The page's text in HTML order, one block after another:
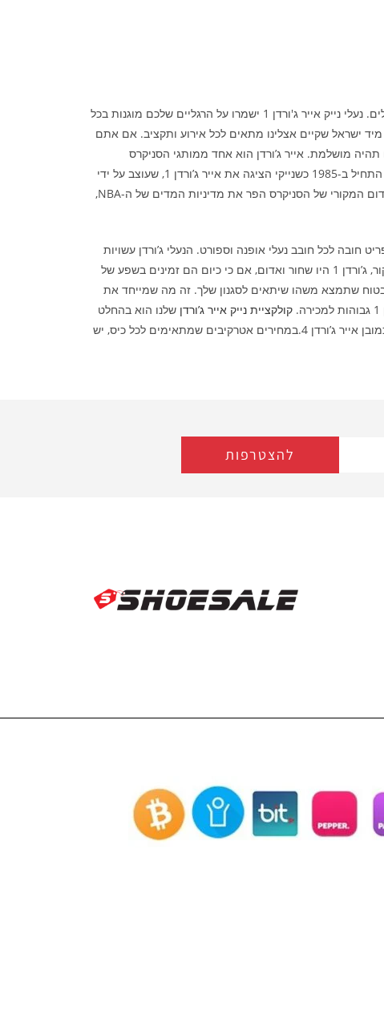
קולקציית נייק אייר ג'ורדן מיד שלנו היא בהחלט משהו מיוחד. הנעליים קיימות במגוון סגנונות נדירים שאין בארץ ובמחירים הכי מעולים. נעלי נייק אייר ג'ורדן 1 ישמרו על הרגליים שלכם מוגנות בכל
עת. הנעליים המושלמות האלה יכולות להתאים עם כל בגד שתרצו ולגרום לכם להיראות יוצאי דופן. מגוון הנעליים של אייר ג'ורדן 1 מיד ישראל שקיים אצלינו מתאים לכל אירוע ותקציב. אם אתם
מושלמת. אייר ג’ורדן הוא אחד ממותגי הסניקרס
הידועים ביותר בעולם.כיום, יש לו מיליוני מעריצים נאמנים שאוהבים אותו בגלל העיצוב הפנטסטי והאיכות הגבוהה ביותר שלו. הכל התחיל ב-1985 כשנייקי הציגה את אייר ג’ורדן 1, שעוצב על ידי
פיטר מור עבור שיקגו בולס ואגדת ה-NBA מייקל ג’ורדן, בתחילת קריירת הכדורסל המקצוענית שלו. עובדה מעניינת שצבע השחור-אדום המקורי של הסניקרס הפר את מדיניות המדים של ה-NBA,
חובה לכל חובב נעלי אופנה וספורט. הנעלי ג’ורדן עשויות
כולה מעור וחומרים סינטטיים. הבנייה שלו מציעה נוחות שלא תמצאו בשום נעל אחרת, המשלבת שימושיות עם מראה מדהים. במקור, ג’ורדן 1 היו שחור ואדום, אם כי כיום הם זמינים בשפע של
1 נמוכות, מיד או גבוהות. אתה יכול להיות בטוח שתמצא משהו שיתאים לסגנון שלך. זה מה שמייחד את
קולקציית נייק אייר ג’ורדן שלנו הוא בהחלט
משהו מיוחד קלקציית אייר ג’ורדן מכילה מגוון סוגים של אייר ג’ורדן, אייר ג’ורדן 1 גבהוהות, אייר ג’ורדן 1 מיד, אייר ג’ורדן 1 נמוכות וכמובן אייר ג’ורדן 4.במחירים אטרקיבים שמתאימים לכל כיס, יש
להצטרפות